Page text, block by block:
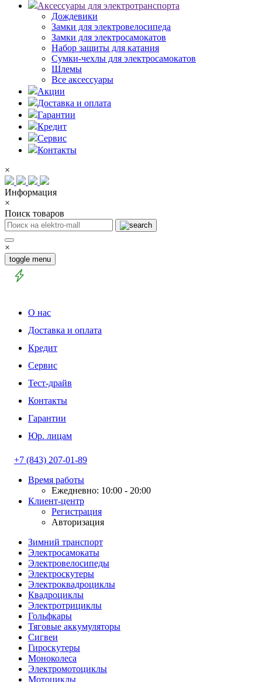
Аксессуары для электротранспорта
Дождевики
Замки для электровелосипеда
Замки для электросамокатов
Набор защиты для катания
Сумки-чехлы для электросамокатов
Шлемы
Все аксессуары
Акции
Доставка и оплата
Гарантии
Кредит
Сервис
Контакты
×
Информация
×
Поиск товаров
×
toggle menu
О нас
Доставка и оплата
Кредит
Сервис
Тест-драйв
Контакты
Гарантии
Юр. лицам
+7 (843) 207-01-89
Время работы
Ежедневно: 10:00 - 20:00
Клиент-центр
Регистрация
Авторизация
Зимний транспорт
Электросамокаты
Электровелосипеды
Электроскутеры
Электроквадроциклы
Квадроциклы
Электротрициклы
Гольфкары
Тяговые аккумуляторы
Сигвеи
Гироскутеры
Моноколеса
Электромотоциклы
Мотоциклы